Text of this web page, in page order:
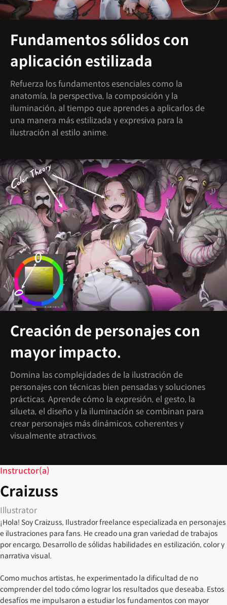
Fundamentos sólidos con
aplicación estilizada
Refuerza los fundamentos esenciales como la
anatomía, la perspectiva, la composición y la
iluminación, al tiempo que aprendes a aplicarlos de
una manera más estilizada y expresiva para la
ilustración al estilo anime.
Creación de personajes con
mayor impacto.
Domina las complejidades de la ilustración de
personajes con técnicas bien pensadas y soluciones
prácticas. Aprende cómo la expresión, el gesto, la
silueta, el diseño y la iluminación se combinan para
crear personajes más dinámicos, coherentes y
visualmente atractivos.
Instructor(a)
Craizuss
Illustrator
¡Hola! Soy Craizuss, Ilustrador freelance especializada en personajes
e ilustraciones para fans. He creado una gran variedad de trabajos
por encargo, Desarrollo de sólidas habilidades en estilización, color y
narrativa visual.
Como muchos artistas, he experimentado la dificultad de no
comprender del todo cómo lograr los resultados que deseaba. Estos
desafíos me impulsaron a estudiar los fundamentos con mayor